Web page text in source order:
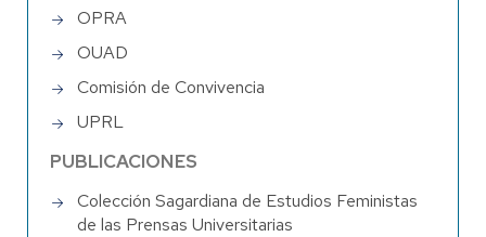
OPRA
OUAD
Comisión de Convivencia
UPRL
PUBLICACIONES
Colección Sagardiana de Estudios Feministas
de las Prensas Universitarias